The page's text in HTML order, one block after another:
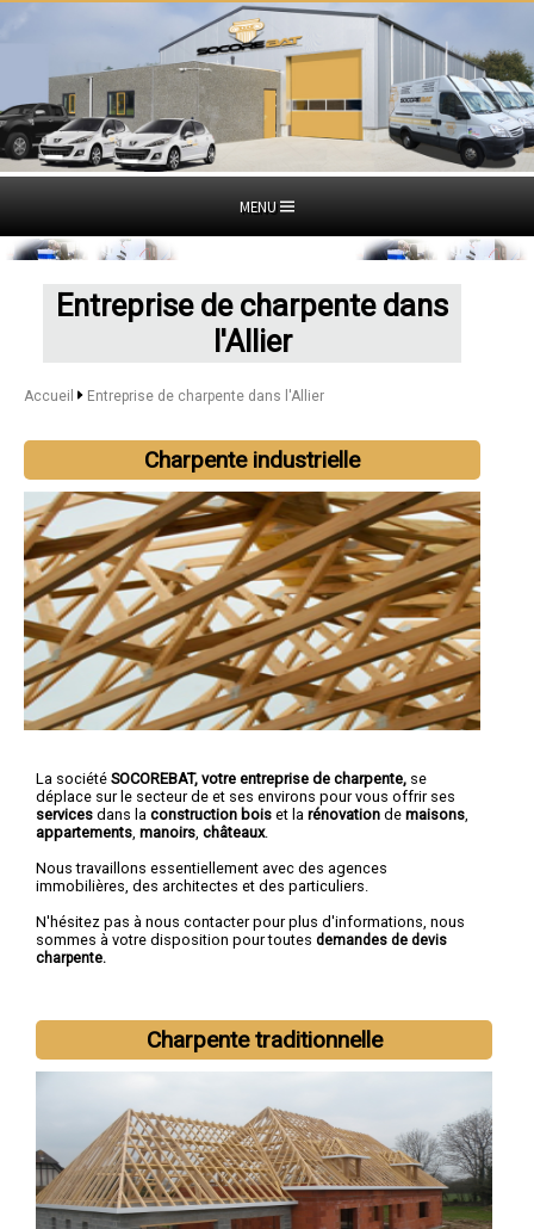
MENU
Entreprise de charpente dans
l'Allier
Accueil Entreprise de charpente dans l'Allier
Charpente industrielle
La société SOCOREBAT, votre entreprise de charpente, se
déplace sur le secteur de et ses environs pour vous offrir ses
services dans la construction bois et la rénovation de maisons
appartements manoirs châteaux.
Nous travaillons essentiellement avec des agences
immobilières, des architectes et des particuliers.
N'hésitez pas à nous contacter pour plus d'informations, nous
sommes à votre disposition pour toutes demandes de devis
charpente.
Charpente traditionnelle